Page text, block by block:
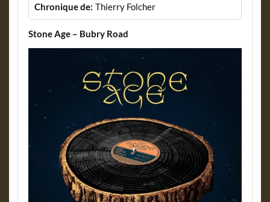
Chronique de: Thierry Folcher
Stone Age – Bubry Road